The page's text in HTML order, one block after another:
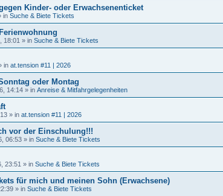
Kinder- oder Erwachsenenticket
in Suche & Biete Tickets
18:01 » in Suche & Biete Tickets
in at.tension #11 | 2026
oder Montag
14:14 » in Anreise & Mitfahrgelegenheiten
» in at.tension #11 | 2026
vor der Einschulung!!!
06:53 » in Suche & Biete Tickets
23:51 » in Suche & Biete Tickets
für mich und meinen Sohn (Erwachsene)
» in Suche & Biete Tickets